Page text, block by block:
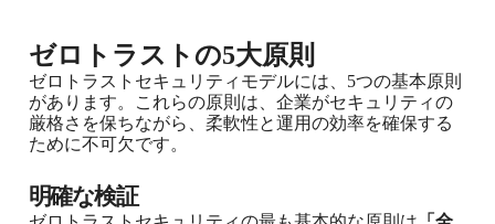
ゼロトラストの5大原則
ゼロトラストセキュリティモデルには、5つの基本原則
があります。これらの原則は、企業がセキュリティの
厳格さを保ちながら、柔軟性と運用の効率を確保する
ために不可欠です。
明確な検証